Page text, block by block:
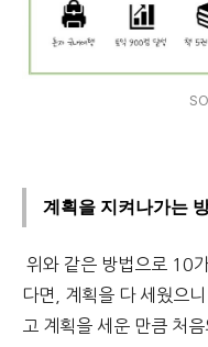
계획을 지켜나가는
위와 같은 방법으로 10
다면, 계획을 다 세웠으
고 계획을 세운 만큼 처